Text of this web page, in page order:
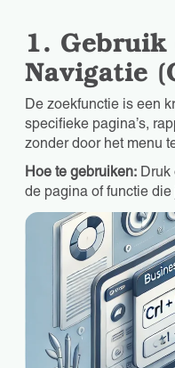
1. Gebruik
Navigatie
De zoekfunctie is een
specifieke pagina’s,
zonder door het menu
Hoe te gebruiken: Druk
de pagina of functie die